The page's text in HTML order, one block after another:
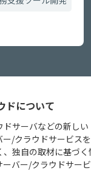
ドについて
サーバなどの新し
/クラウドサービス
独自の取材に基づ
バー/クラウドサー